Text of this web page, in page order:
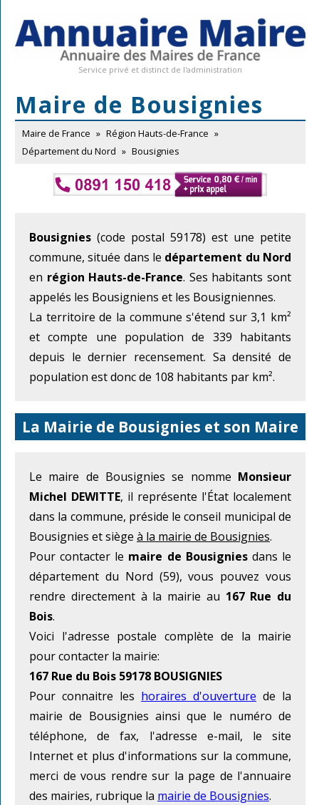
Service privé et distinct de l'administration
Maire de Bousignies
Maire de France » Région Hauts-de-France »
Département du Nord » Bousignies
Bousignies (code postal 59178) est une petite
commune, située dans le département du Nord
en région Hauts-de-France. Ses habitants sont
appelés les Bousigniens et les Bousigniennes.
La territoire de la commune s'étend sur 3,1 km²
et compte une population de 339 habitants
depuis le dernier recensement. Sa densité de
population est donc de 108 habitants par km².
La Mairie de Bousignies et son Maire
Le maire de Bousignies se nomme Monsieur
Michel DEWITTE, il représente l'État localement
dans la commune, préside le conseil municipal de
Bousignies et siège à la mairie de Bousignies.
Pour contacter le maire de Bousigniesdans le
département du Nord (59), vous pouvez vous
rendre directement à la mairie au 167 Rue du
Bois.
Voici l'adresse postale complète de la mairie
pour contacter la mairie:
167 Rue du Bois 59178 BOUSIGNIES
Pour connaitre les horaires d'ouverture de la
mairie de Bousignies ainsi que le numéro de
téléphone, de fax, l'adresse e-mail, le site
Internet et plus d'informations sur la commune,
merci de vous rendre sur la page de l'annuaire
des mairies, rubrique la mairie de Bousignies.